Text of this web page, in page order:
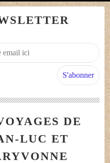
DE
LUC ET